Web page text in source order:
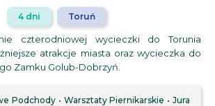
4 dni Toruń
czterodniowej wycieczki do Torunia
atrakcje miasta oraz wycieczka do
Zamku Golub-Dobrzyń.
Podchody Warsztaty Piernikarskie
Jura